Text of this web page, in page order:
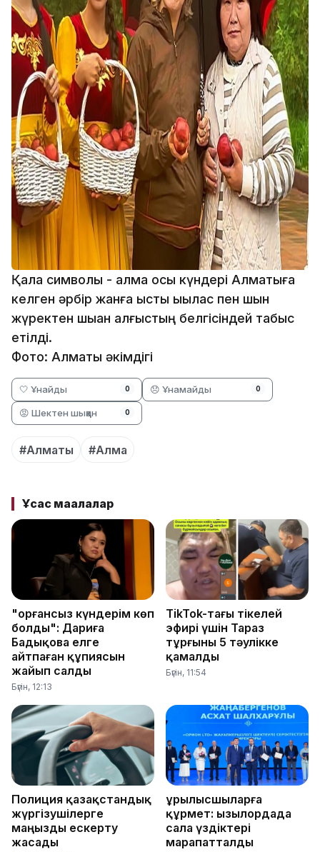
Қала символы - алма осы күндері Алматыға
келген әрбір жанға ыстық ықылас пен шын
жүректен шыққан алғыстың белгісіндей табыс
етілді.
Фото: Алматы әкімдігі
🤍 Ұнайды 0 😞 Ұнамайды 0
😡 Шектен шыққан 0
#Алматы #Алма
Ұқсас мақалалар
"Қорғансыз күндерім көп
болды": Дариға
Бадықова елге
айтпаған құпиясын
жайып салды
Бүгін, 12:13
TikTok-тағы тікелей
эфирі үшін Тараз
тұрғыны 5 тәулікке
қамалды
Бүгін, 11:54
Полиция қазақстандық
жүргізушілерге
маңызды ескерту
жасады
Құрылысшыларға
құрмет: Қызылордада
сала үздіктері
марапатталды